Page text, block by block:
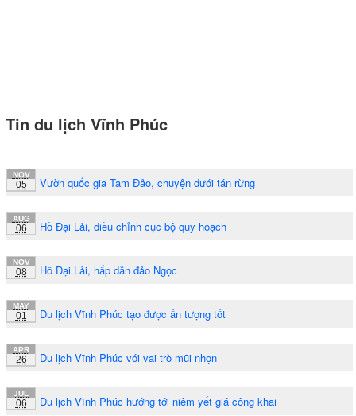
Tin du lịch Vĩnh Phúc
NOV
05 Vườn quốc gia Tam Đảo, chuyện dưới tán rừng
AUG
06 Hồ Đại Lải, điều chỉnh cục bộ quy hoạch
NOV
08 Hồ Đại Lải, hấp dẫn đảo Ngọc
MAY
01 Du lịch Vĩnh Phúc tạo được ấn tượng tốt
APR
26 Du lịch Vĩnh Phúc với vai trò mũi nhọn
JUL
06 Du lịch Vĩnh Phúc hướng tới niêm yết giá công khai